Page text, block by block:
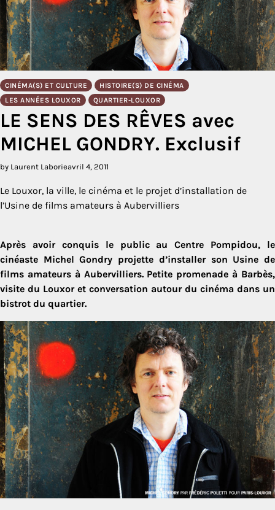
CINÉMA(S) ET CULTURE
HISTOIRE(S) DE CINÉMA
LES ANNÉES LOUXOR
QUARTIER-LOUXOR
LE SENS DES RÊVES avec
MICHEL GONDRY. Exclusif
by Laurent Laborieavril 4, 2011
Le Louxor, la ville, le cinéma et le projet d’installation de
l’Usine de films amateurs à Aubervilliers
Après avoir conquis le public au Centre Pompidou, le
cinéaste Michel Gondry projette d’installer son Usine de
films amateurs à Aubervilliers. Petite promenade à Barbès,
visite du Louxor et conversation autour du cinéma dans un
bistrot du quartier.